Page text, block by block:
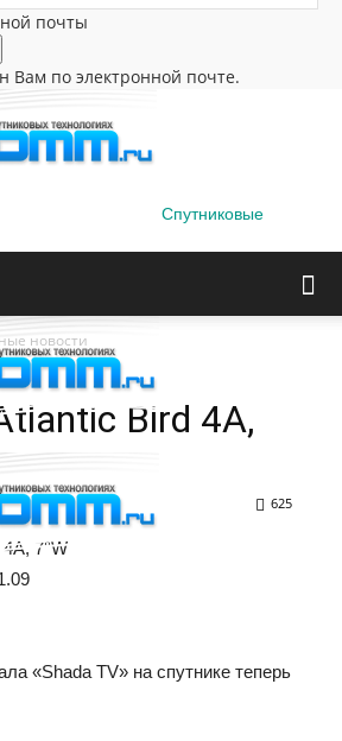
почты
Вам по электронной почте.
Спутниковые
новости
Bird 4A,
625
4A, 7°W
«Shada TV» на спутнике теперь